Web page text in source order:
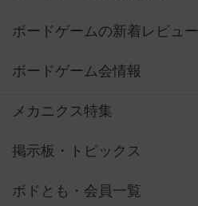
ボードゲームの新着レビュー
ボードゲーム会情報
メカニクス特集
掲示板・トピックス
ボドとも・会員一覧